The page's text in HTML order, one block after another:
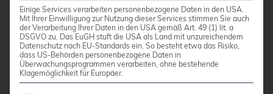
Service-Selectors.
Beginnen Sie mit der Definition Ihrer Blue- und
Green-Deployments. Beide sollten identische
Spezifikationen haben, sich aber in den Labels
Einige Services verarbeiten personenbezogene Daten in den USA.
Mit Ihrer Einwilligung zur Nutzung dieser Services stimmen Sie auch
der Verarbeitung Ihrer Daten in den USA gemäß Art. 49 (1) lit. a
DSGVO zu. Das EuGH stuft die USA als Land mit unzureichendem
Datenschutz nach EU-Standards ein. So besteht etwa das Risiko,
dass US-Behörden personenbezogene Daten in
Überwachungsprogrammen verarbeiten, ohne bestehende
Klagemöglichkeit für Europäer.